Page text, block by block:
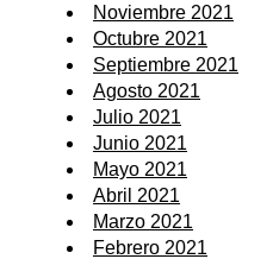
Noviembre 2021
Octubre 2021
Septiembre 2021
Agosto 2021
Julio 2021
Junio 2021
Mayo 2021
Abril 2021
Marzo 2021
Febrero 2021